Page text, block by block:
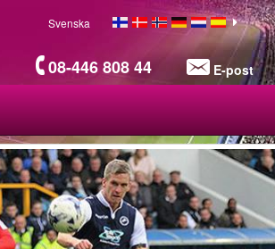
08-446 808 44 E-post
Svenska
Du